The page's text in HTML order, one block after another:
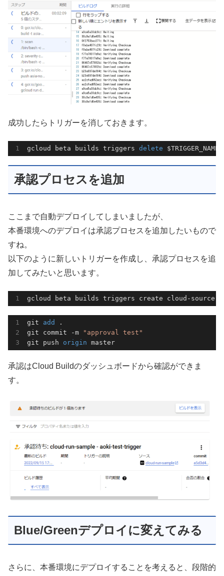
成功したらトリガーを消しておきます。
gcloud beta builds triggers delete
承認プロセスを追加
ここまで自動デプロイしてしまいましたが、
本番環境へのデプロイは承認プロセスを追加したいもので
すね。
以下のように新しいトリガーを作成し、承認プロセスを追
加してみたいと思います。
gcloud beta builds triggers create cloud-
git add
.
git commit -m
"approval test"
git push origin master
承認はCloud Buildのダッシュボードから確認ができま
す。
Blue/Greenデプロイに変えてみる
さらに、本番環境にデプロイすることを考えると、段階的